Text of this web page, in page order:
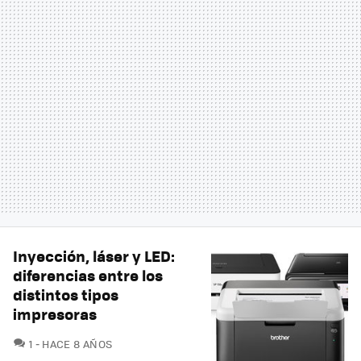
Inyección, láser y LED:
diferencias entre los
distintos tipos
impresoras
1 COMENTARIOS
HACE 8 AÑOS